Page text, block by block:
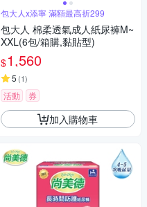
包大人x添寧 滿額最高折299
包大人 棉柔透氣成人紙尿褲M~
XXL(6包/箱購,黏貼型)
$1,560
5 (1)
活動 券
加入購物車